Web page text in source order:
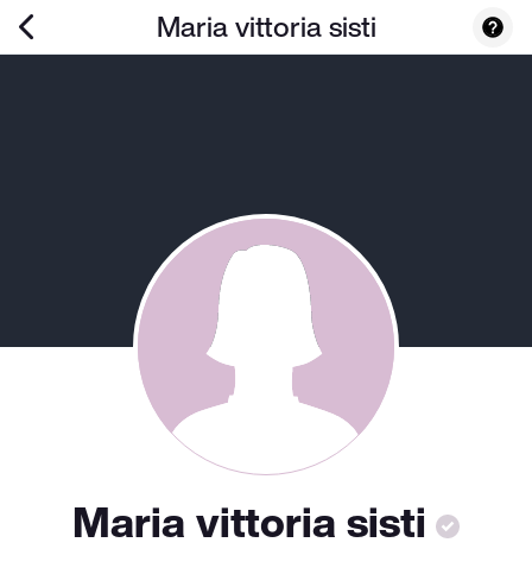
Maria vittoria sisti
Maria vittoria sisti